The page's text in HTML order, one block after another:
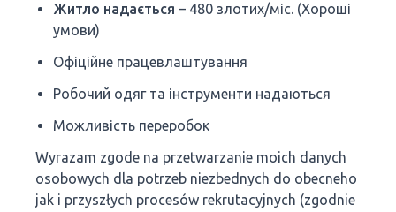
Житло надається – 480 злотих/міс. (Хороші
умови)
Офіційне працевлаштування
Робочий одяг та інструменти надаються
Можливість переробок
Wyrazam zgode na przetwarzanie moich danych
osobowych dla potrzeb niezbednych do obecneho
jak i przyszłych procesów rekrutacyjnych (zgodnie